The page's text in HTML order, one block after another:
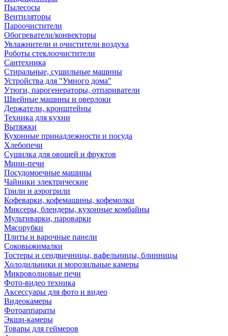
Пылесосы
Вентиляторы
Пароочистители
Обогреватели/конвекторы
Увлажнители и очистители воздуха
Роботы стеклоочистители
Сантехника
Стиральные, сушильные машины
Устройства для "Умного дома"
Утюги, парогенераторы, отпариватели
Швейные машины и оверлоки
Держатели, кронштейны
Техника для кухни
Вытяжки
Кухонные принадлежности и посуда
Хлебопечи
Сушилка для овощей и фруктов
Мини-печи
Посудомоечные машины
Чайники электрические
Грили и аэрогрили
Кофеварки, кофемашины, кофемолки
Миксеры, блендеры, кухонные комбайны
Мультиварки, пароварки
Мясорубки
Плиты и варочные панели
Соковыжималки
Тостеры и сендвичницы, вафельницы, блинницы
Холодильники и морозильные камеры
Микроволновые печи
Фото-видео техника
Аксессуары для фото и видео
Видеокамеры
Фотоаппараты
Экшн-камеры
Товары для геймеров